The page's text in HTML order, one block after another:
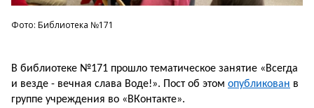
Фото: Библиотека №171
В библиотеке №171 прошло тематическое занятие «Всегда
и везде - вечная слава Воде!». Пост об этом опубликован в
группе учреждения во «ВКонтакте».